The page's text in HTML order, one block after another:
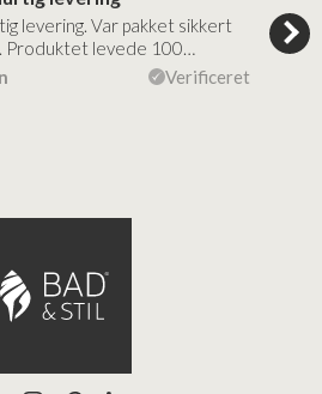
levering. Var pakket sikkert
Produktet levede 100…
Verificeret